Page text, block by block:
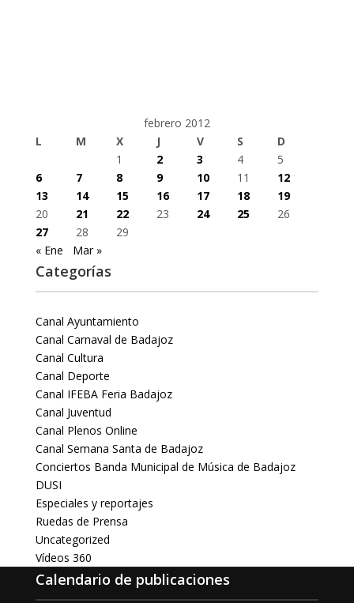
febrero 2012
L
M X J V S
D
1
2 3 4
5
6
7 8 9 10 11
12
13
14 15 16 17 18
19
20
21 22 23 24 25
26
27
28
29
« Ene
Mar »
Categorías
Canal Ayuntamiento
Canal Carnaval de Badajoz
Canal Cultura
Canal Deporte
Canal IFEBA Feria Badajoz
Canal Juventud
Canal Plenos Online
Canal Semana Santa de Badajoz
Conciertos Banda Municipal de Música de Badajoz
DUSI
Especiales y reportajes
Ruedas de Prensa
Uncategorized
Vídeos 360
Calendario de publicaciones